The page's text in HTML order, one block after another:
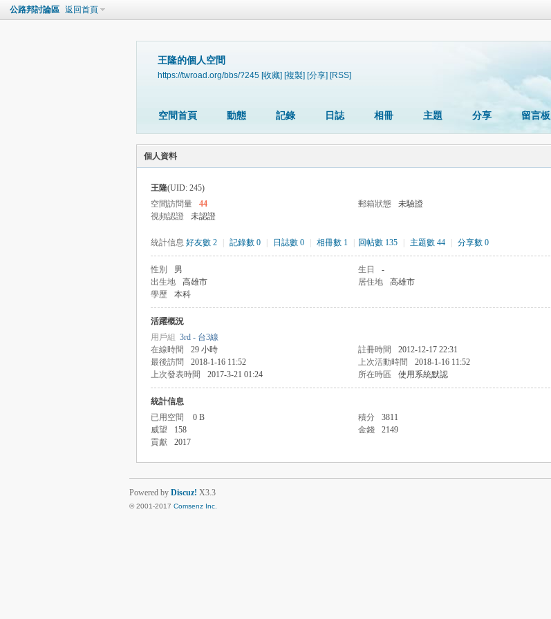
公路邦討論區 返回首頁
王隆的個人空間
https://twroad.org/bbs/?245 [收藏] [複製] [分享] [RSS]
空間首頁 動態 記錄 日誌 相冊 主題 分享 留言板
個人資料
王隆(UID: 245)
空間訪問量
44 郵箱狀態
未驗證
視頻認證
未認證
統計信息 好友數 2 記錄數 0 日誌數 0 相冊數 1 回帖數 135 主題數 44 分享數 0
性別 男 生日
-
出生地
高雄市 居住地
高雄市
學歷
本科
活躍概況
用戶組 3rd - 台3線
在線時間
29 小時 註冊時間
2012-12-17 22:31
最後訪問
2018-1-16 11:52 上次活動時間
2018-1-16 11:52
上次發表時間
2017-3-21 01:24 所在時區 使用系統默認
統計信息
已用空間
0 B 積分
3811
威望
158 金錢
2149
貢獻
2017
Powered by Discuz! X3.3
© 2001-2017 Comsenz Inc.